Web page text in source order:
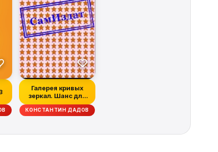
Галерея кривых
зеркал. Шанс для
предателя(СИ)
КОНСТАНТИН ДАДОВ